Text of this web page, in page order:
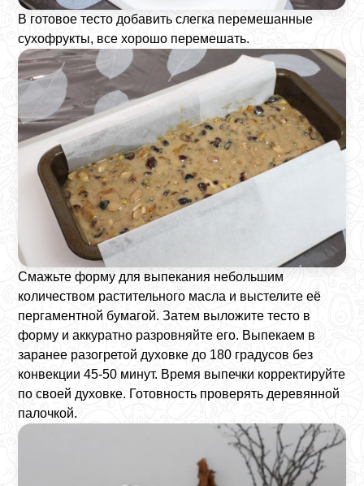
В готовое тесто добавить слегка перемешанные
сухофрукты, все хорошо перемешать.
Смажьте форму для выпекания небольшим
количеством растительного масла и выстелите её
пергаментной бумагой. Затем выложите тесто в
форму и аккуратно разровняйте его. Выпекаем в
заранее разогретой духовке до 180 градусов без
конвекции 45-50 минут. Время выпечки корректируйте
по своей духовке. Готовность проверять деревянной
палочкой.